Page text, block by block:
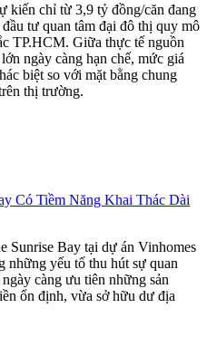
kiến chỉ từ 3,9 tỷ đồng/căn đang
tư quan tâm đại đô thị quy mô
TP.HCM. Giữa thực tế nguồn
ngày càng hạn chế, mức giá
biệt so với mặt bằng chung
thị trường.
Có Tiềm Năng Khai Thác Dài
Sunrise Bay tại dự án Vinhomes
những yếu tố thu hút sự quan
càng ưu tiên những sản
ổn định, vừa sở hữu dư địa